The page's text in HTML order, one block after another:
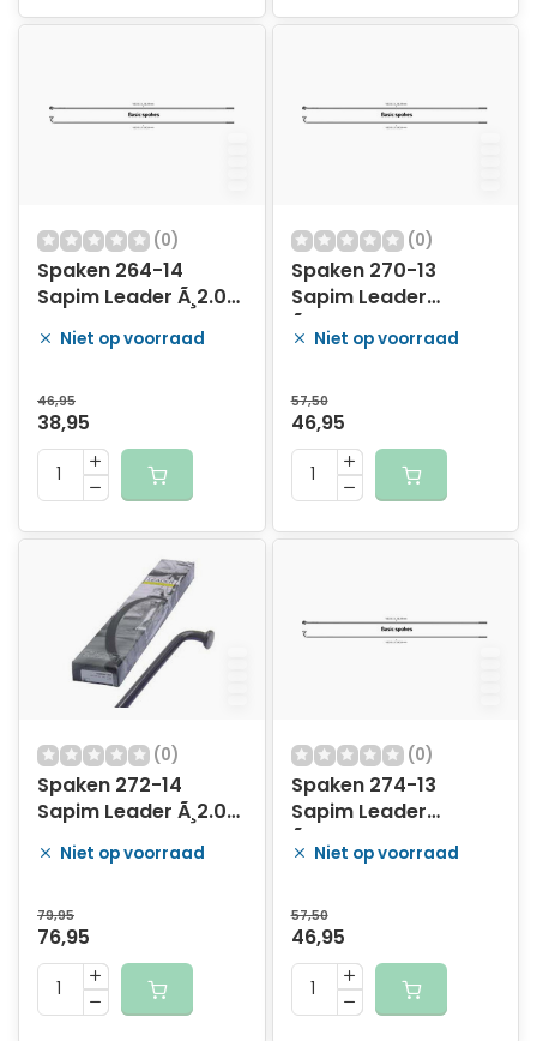
(0)
Spaken 264-14
Sapim Leader Ã¸2.00
mm FG 2,3 - RVS
(100 stuks)
Niet op voorraad
46,95
38,95
(0)
Spaken 270-13
Sapim Leader
Ã¸2.33mm FG 2,6 -
RVS (100 stuks)
Niet op voorraad
57,50
46,95
(0)
Spaken 272-14
Sapim Leader Ã¸2.00
mm FG 2,3 - zwart
(100 stuks)
Niet op voorraad
79,95
76,95
(0)
Spaken 274-13
Sapim Leader
Ã¸2.33mm FG 2,6 -
RVS (100 stuks)
Niet op voorraad
57,50
46,95